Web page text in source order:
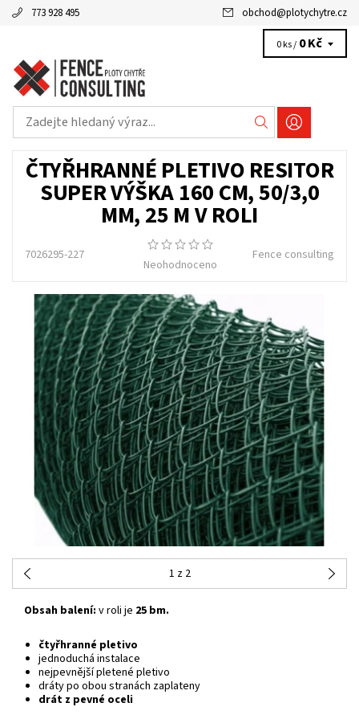
773 928 495 obchod@plotychytre.cz
0 ks / 0 Kč
ČTYŘHRANNÉ PLETIVO RESITOR
SUPER VÝŠKA 160 CM, 50/3,0
MM, 25 M V ROLI
7026295-227
Neohodnoceno
Fence consulting
1 z 2
Obsah balení: v roli je 25 bm.
čtyřhranné pletivo
jednoduchá instalace
nejpevnější pletené pletivo
dráty po obou stranách zaplateny
drát z pevné oceli